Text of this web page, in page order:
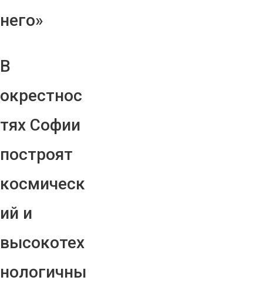
него»
В
окрестнос
тях Софии
построят
космическ
ий и
высокотех
нологичны